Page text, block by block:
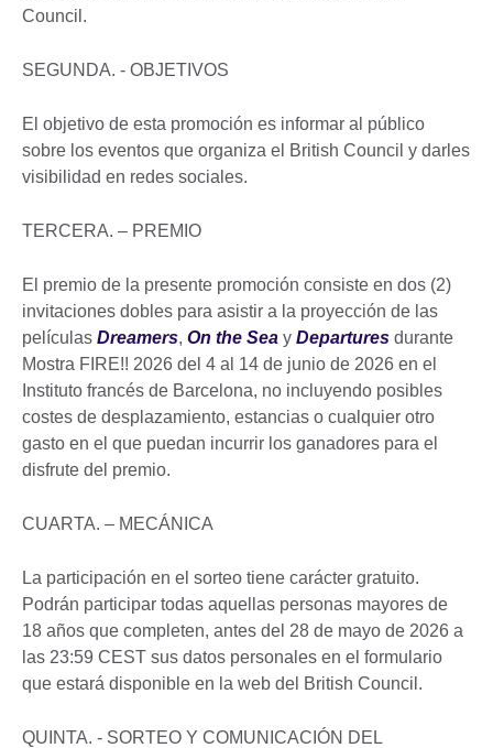
Council.
SEGUNDA. - OBJETIVOS
El objetivo de esta promoción es informar al público
sobre los eventos que organiza el British Council y darles
visibilidad en redes sociales.
TERCERA. – PREMIO
El premio de la presente promoción consiste en dos (2)
invitaciones dobles para asistir a la proyección de las
películas Dreamers, On the Sea y Departures durante
Mostra FIRE!! 2026 del 4 al 14 de junio de 2026 en el
Instituto francés de Barcelona, no incluyendo posibles
costes de desplazamiento, estancias o cualquier otro
gasto en el que puedan incurrir los ganadores para el
disfrute del premio.
CUARTA. – MECÁNICA
La participación en el sorteo tiene carácter gratuito.
Podrán participar todas aquellas personas mayores de
18 años que completen, antes del 28 de mayo de 2026 a
las 23:59 CEST sus datos personales en el formulario
que estará disponible en la web del British Council.
QUINTA. - SORTEO Y COMUNICACIÓN DEL